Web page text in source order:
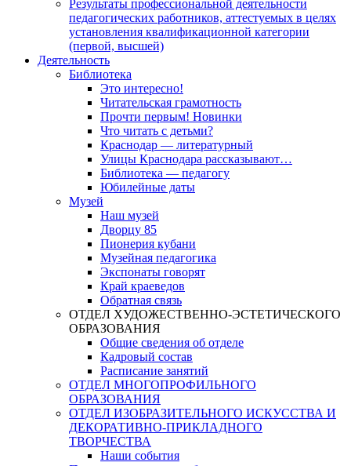
Результаты профессиональной деятельности
педагогических работников, аттестуемых в целях
установления квалификационной категории
(первой, высшей)
Деятельность
Библиотека
Это интересно!
Читательская грамотность
Прочти первым! Новинки
Что читать с детьми?
Краснодар — литературный
Улицы Краснодара рассказывают…
Библиотека — педагогу
Юбилейные даты
Музей
Наш музей
Дворцу 85
Пионерия кубани
Музейная педагогика
Экспонаты говорят
Край краеведов
Обратная связь
ОТДЕЛ ХУДОЖЕСТВЕННО-ЭСТЕТИЧЕСКОГО
ОБРАЗОВАНИЯ
Общие сведения об отделе
Кадровый состав
Расписание занятий
ОТДЕЛ МНОГОПРОФИЛЬНОГО
ОБРАЗОВАНИЯ
ОТДЕЛ ИЗОБРАЗИТЕЛЬНОГО ИСКУССТВА И
ДЕКОРАТИВНО-ПРИКЛАДНОГО
ТВОРЧЕСТВА
Наши события